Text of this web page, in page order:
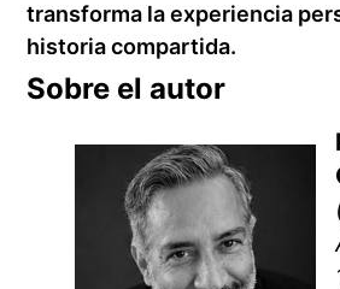
transforma la experiencia
historia compartida.
Sobre el autor